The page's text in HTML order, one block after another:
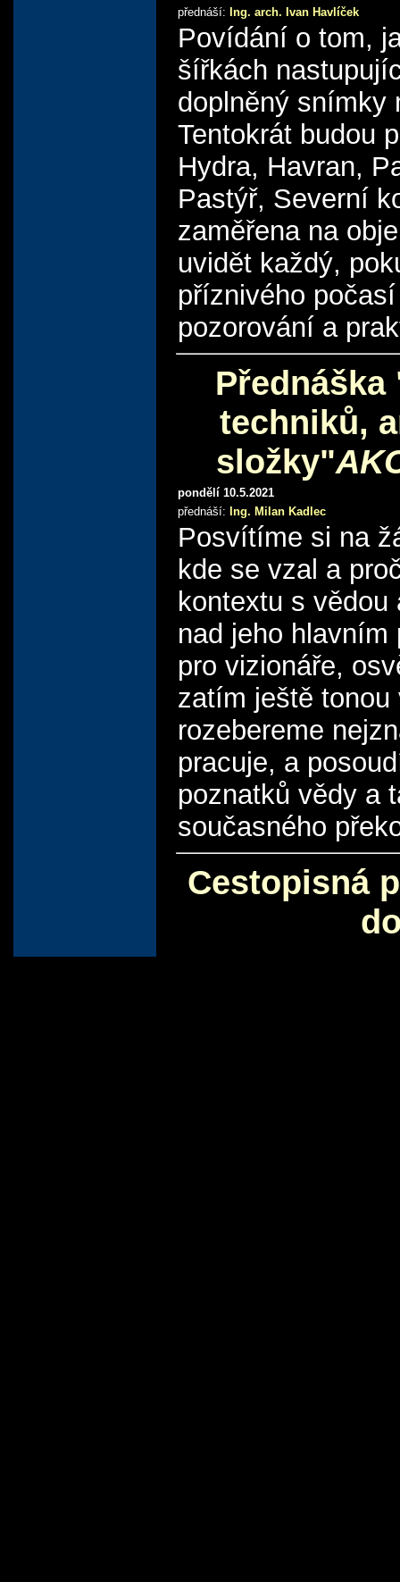
přednáší: Ing. arch. Ivan Havlíček
Povídání o tom,
šířkách
doplněný snímky
Tentokrát budou
Hydra, Havran,
Pastýř, Severní
zaměřena na
uvidět každý,
příznivého
pozorování a
techniků,
složky"
pondělí 10.5.2021
přednáší: Ing. Milan Kadlec
Posvítíme si na
kde se vzal a
kontextu s
nad jeho
pro vizionáře,
zatím ještě
rozebereme
pracuje, a
poznatků vědy a
současného
Cestopisná